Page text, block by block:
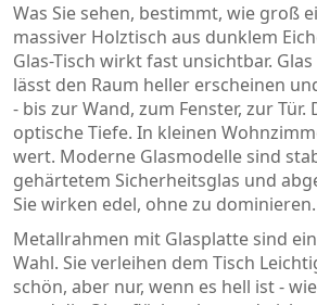
Was Sie sehen, bestimmt, wie groß
massiver Holztisch aus dunklem
Glas-Tisch wirkt fast unsichtbar.
lässt den Raum heller erscheinen
- bis zur Wand, zum Fenster, zur Tür.
optische Tiefe. In kleinen
wert. Moderne Glasmodelle sind
gehärtetem Sicherheitsglas und
Sie wirken edel, ohne zu dominieren.
Metallrahmen mit Glasplatte sind
Wahl. Sie verleihen dem Tisch
schön, aber nur, wenn es hell ist -